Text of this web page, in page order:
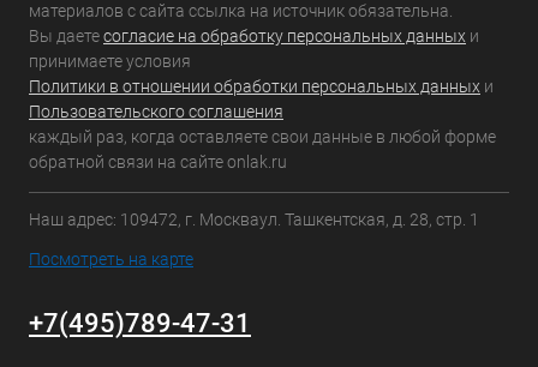
материалов с сайта ссылка на источник обязательна.
Вы даетесогласие на обработку персональных данных и
принимаете условия
Политики в отношении обработки персональных данных и
Пользовательского соглашения
каждый раз, когда оставляете свои данные в любой форме
обратной связи на сайте onlak.ru
Наш адрес: 109472, г. Москваул. Ташкентская, д. 28, стр. 1
Посмотреть на карте
+7(495)789-47-31